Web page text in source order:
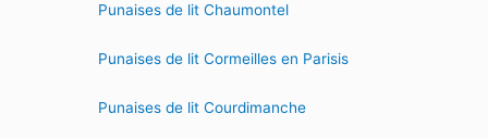
Punaises de lit Chaumontel
Punaises de lit Cormeilles en Parisis
Punaises de lit Courdimanche